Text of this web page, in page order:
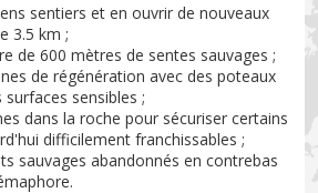
sentiers et en ouvrir de nouveaux
3.5 km ;
de 600 mètres de sentes sauvages ;
de régénération avec des poteaux
sensibles ;
dans la roche pour sécuriser certains
difficilement franchissables ;
sauvages abandonnés en contrebas